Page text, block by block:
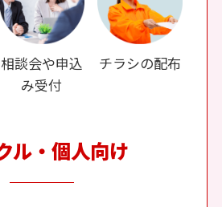
相談会や申込
み受付
チラシの配布
ル・個人向け